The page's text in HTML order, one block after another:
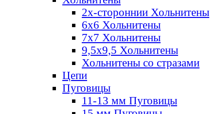
2х-стороннии Хольнитены
6х6 Хольнитены
7х7 Хольнитены
9,5х9,5 Хольнитены
Хольнитены со стразами
Цепи
Пуговицы
11-13 мм Пуговицы